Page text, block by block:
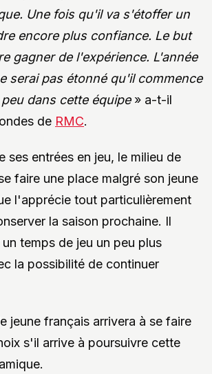
Une fois qu'il va s'étoffer un
encore plus confiance. Le but
gagner de l'expérience. L'année
serai pas étonné qu'il commence
dans cette équipe» a-t-il
de RMC.
ses entrées en jeu, le milieu de
faire une place malgré son jeune
l'apprécie tout particulièrement
la saison prochaine. Il
temps de jeu un peu plus
la possibilité de continuer
jeune français arrivera à se faire
s'il arrive à poursuivre cette